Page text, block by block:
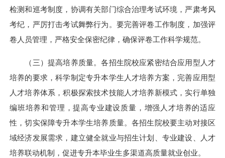
检测和巡考制度，协调有关部门综合治理考试环境，严肃考风
考纪，严厉打击考试舞弊行为。要完善评卷工作制度，加强评
卷人员管理，严格安全保密纪律，确保评卷工作科学规范。
（三）提高培养质量。各招生院校应紧密结合应用型人才
培养的要求，科学制定专升本学生人才培养方案，完善应用型
人才培养体系，积极探索技术技能人才培养新模式，实行单独
编班培养和管理，提高专业建设质量，增强人才培养的适应
性，切实保障专升本学生培养质量。各招生院校要主动对接区
域经济发展需求，建立健全就业与招生计划、专业建设、人才
培养联动机制，促进专升本毕业生多渠道高质量就业创业。